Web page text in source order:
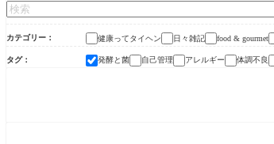
カテゴリー 健康ってタイヘン 日々雑記 food & gourmet
タグ 発酵と菌 自己管理 アレルギー 体調不良